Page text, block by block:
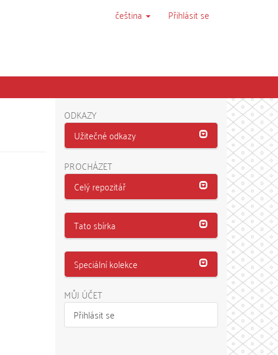
čeština Přihlásit se
ODKAZY
Užitečné odkazy
PROCHÁZET
Celý repozitář
Tato sbírka
Speciální kolekce
MŮJ ÚČET
Přihlásit se